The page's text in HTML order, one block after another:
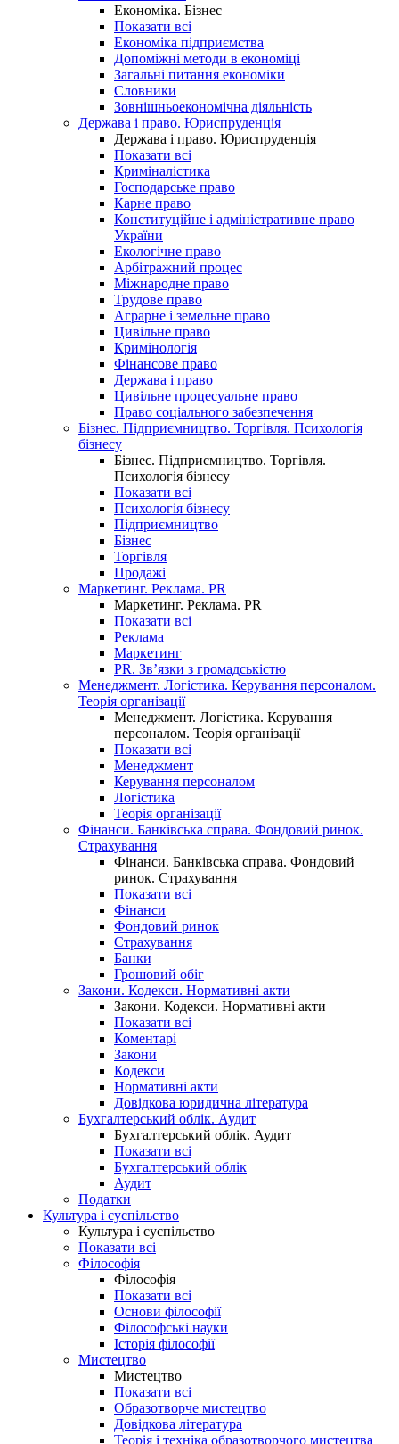
Економіка. Бізнес
Показати всі
Економіка підприємства
Допоміжні методи в економіці
Загальні питання економіки
Словники
Зовнішньоекономічна діяльність
Держава і право. Юриспруденція
Держава і право. Юриспруденція
Показати всі
Криміналістика
Господарське право
Карне право
Конституційне і адміністративне право
України
Екологічне право
Арбітражний процес
Міжнародне право
Трудове право
Аграрне і земельне право
Цивільне право
Кримінологія
Фінансове право
Держава і право
Цивільне процесуальне право
Право соціального забезпечення
Бізнес. Підприємництво. Торгівля. Психологія
бізнесу
Бізнес. Підприємництво. Торгівля.
Психологія бізнесу
Показати всі
Психологія бізнесу
Підприємництво
Бізнес
Торгівля
Продажі
Маркетинг. Реклама. PR
Маркетинг. Реклама. PR
Показати всі
Реклама
Маркетинг
PR. Зв’язки з громадськістю
Менеджмент. Логістика. Керування персоналом.
Теорія організації
Менеджмент. Логістика. Керування
персоналом. Теорія організації
Показати всі
Менеджмент
Керування персоналом
Логістика
Теорія організації
Фінанси. Банківська справа. Фондовий ринок.
Страхування
Фінанси. Банківська справа. Фондовий
ринок. Страхування
Показати всі
Фінанси
Фондовий ринок
Страхування
Банки
Грошовий обіг
Закони. Кодекси. Нормативні акти
Закони. Кодекси. Нормативні акти
Показати всі
Коментарі
Закони
Кодекси
Нормативні акти
Довідкова юридична література
Бухгалтерський облік. Аудит
Бухгалтерський облік. Аудит
Показати всі
Бухгалтерський облік
Аудит
Податки
Культура і суспільство
Культура і суспільство
Показати всі
Філософія
Філософія
Показати всі
Основи філософії
Філософські науки
Історія філософії
Мистецтво
Мистецтво
Показати всі
Образотворче мистецтво
Довідкова література
Теорія і техніка образотворчого мистецтва